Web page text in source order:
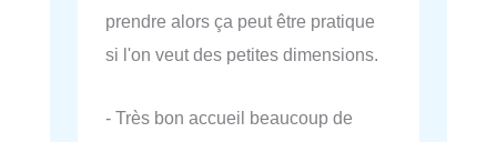
prendre alors ça peut être pratique
si l'on veut des petites dimensions.
- Très bon accueil beaucoup de